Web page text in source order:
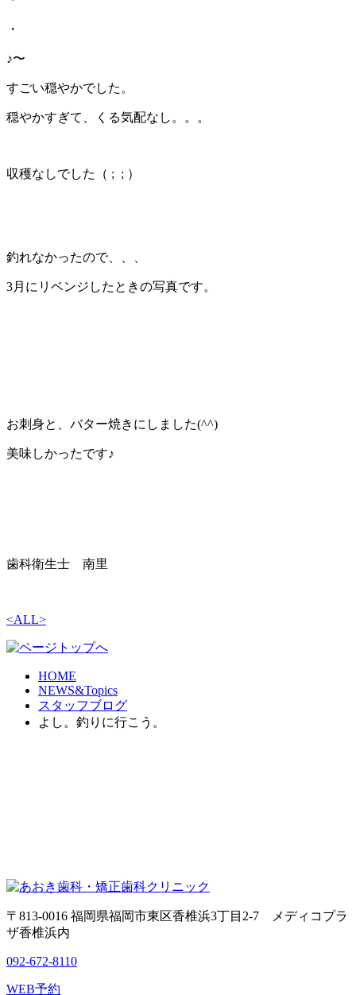
・
♪〜
すごい穏やかでした。
穏やかすぎて、くる気配なし。。。
収穫なしでした（ ; ; ）
釣れなかったので、、、
3月にリベンジしたときの写真です。
お刺身と、バター焼きにしました(^^)
美味しかったです♪
歯科衛生士 南里
<ALL>
HOME
NEWS&Topics
スタッフブログ
よし。釣りに行こう。
〒813-0016 福岡県福岡市東区香椎浜3丁目2-7 メディコプラ
ザ香椎浜内
092-672-8110
WEB予約